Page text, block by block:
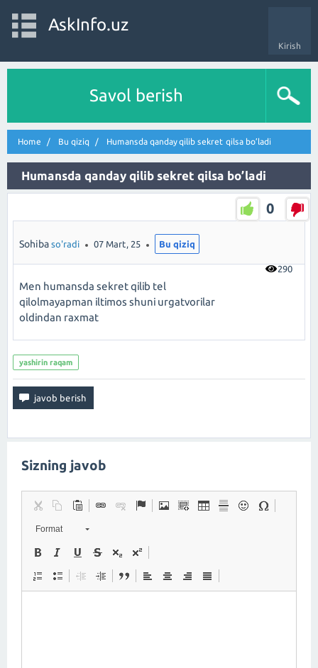
Kirish
AskInfo.uz
Savol berish
Home Bu qiziq Humansda qanday qilib sekret qilsa bo’ladi
Humansda qanday qilib sekret qilsa bo’ladi
0
290
Sohiba so'radi 07 Mart, 25 Bu qiziq
Men humansda sekret qilib tel
qilolmayapman iltimos shuni urgatvorilar
oldindan raxmat
yashirin raqam
Sizning javob
Format